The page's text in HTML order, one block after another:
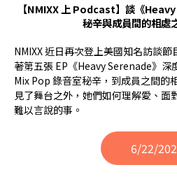
【NMIXX 上 Podcast】談《
秘辛與成員間的相處
NMIXX 近日再次登上美國知名訪談
著第五張 EP《Heavy Serenade》深
Mix Pop 錄音室秘辛，到成員之間的
見了舞台之外，她們如何理解愛、面
難以言說的事。
6/22/